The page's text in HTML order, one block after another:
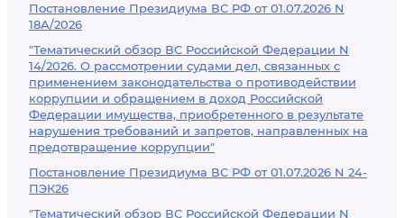
Постановление Президиума ВС РФ от 01.07.2026 N
18А/2026
"Тематический обзор ВС Российской Федерации N
14/2026. О рассмотрении судами дел, связанных с
применением законодательства о противодействии
коррупции и обращением в доход Российской
Федерации имущества, приобретенного в результате
нарушения требований и запретов, направленных на
предотвращение коррупции"
Постановление Президиума ВС РФ от 01.07.2026 N 24-
ПЭК26
"Тематический обзор ВС Российской Федерации N